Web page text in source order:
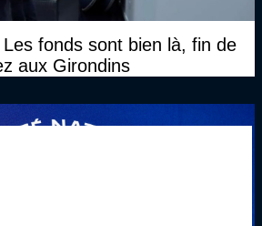
fonds sont bien là, fin de
aux Girondins